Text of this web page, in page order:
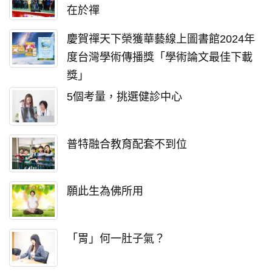
在於禪
慶賀禪天下榮獲華藝線上圖書館2024年
度台灣學術傳播獎「學術論文最佳下載
獎」
5個考量，挑選健診中心
普特融合教育配套不到位
願此生為佛所用
「胃」何一肚子氣？